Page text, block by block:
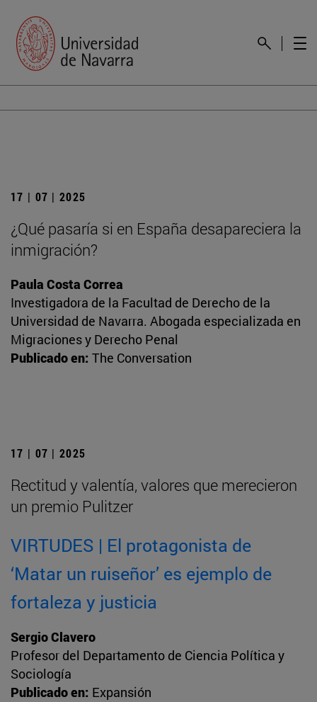
17 | 07 | 2025
¿Qué pasaría si en España desapareciera la
inmigración?
Paula Costa Correa
Investigadora de la Facultad de Derecho de la
Universidad de Navarra. Abogada especializada en
Migraciones y Derecho Penal
Publicado en: The Conversation
17 | 07 | 2025
Rectitud y valentía, valores que merecieron
un premio Pulitzer
VIRTUDES | El protagonista de
‘Matar un ruiseñor’ es ejemplo de
fortaleza y justicia
Sergio Clavero
Profesor del Departamento de Ciencia Política y
Sociología
Publicado en: Expansión